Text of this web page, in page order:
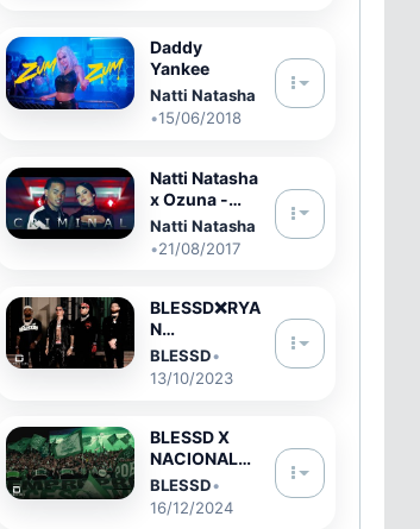
Daddy
Yankee
Natti Natasha
•15/06/2018
Natti Natasha
x Ozuna -
Criminal (
Official
Audio) Letra
Natti Natasha
•21/08/2017
BLESSD❌RYA
N
CASTRO❌BR
YANT
MYERS❌HAD
PALABRAS
SOBRAN
REMIX
(VIDEO
OFICIAL)
BLESSD•
13/10/2023
BLESSD X
NACIONAL
OFICIAL |
HIMNO DE LA
GRANDEZA 💚
BLESSD•
16/12/2024